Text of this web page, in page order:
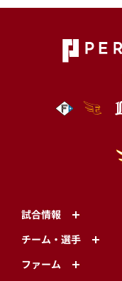
試合情報
チーム・選手
ファーム